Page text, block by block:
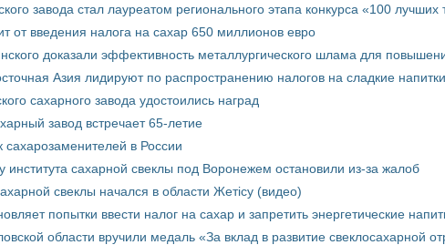
завода стал лауреатом регионального этапа конкурса «100 лучших
от введения налога на сахар 650 миллионов евро
доказали эффективность металлургического шлама для
Азия лидируют по распространению налогов на сладкие напитки
сахарного завода удостоились наград
завод встречает 65-летие
сахарозаменителей в России
института сахарной свеклы под Воронежем остановили из-за жалоб
свеклы начался в области Жетісу (видео)
попытки ввести налог на сахар и запретить энергетические
области вручили медаль «За вклад в развитие свеклосахарной